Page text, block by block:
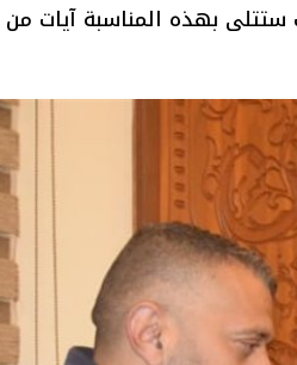
مرور ثلاثة أيام على رحيله، حيث ستتلى